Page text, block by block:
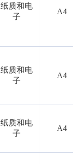
纸质和电
子
A4
纸质和电
子
A4
纸质和电
子
A4